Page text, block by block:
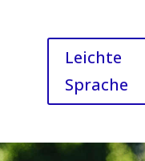
Leichte
Sprache